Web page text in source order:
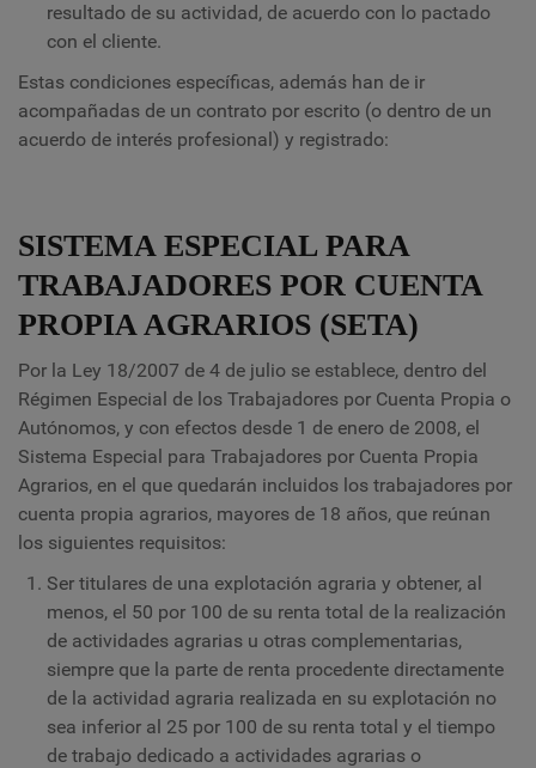
resultado de su actividad, de acuerdo con lo pactado
con el cliente.
Estas condiciones específicas, además han de ir
acompañadas de un contrato por escrito (o dentro de un
acuerdo de interés profesional) y registrado:
SISTEMA ESPECIAL PARA
TRABAJADORES POR CUENTA
PROPIA AGRARIOS (SETA)
Por la Ley 18/2007 de 4 de julio se establece, dentro del
Régimen Especial de los Trabajadores por Cuenta Propia o
Autónomos, y con efectos desde 1 de enero de 2008, el
Sistema Especial para Trabajadores por Cuenta Propia
Agrarios, en el que quedarán incluidos los trabajadores por
cuenta propia agrarios, mayores de 18 años, que reúnan
los siguientes requisitos:
Ser titulares de una explotación agraria y obtener, al
menos, el 50 por 100 de su renta total de la realización
de actividades agrarias u otras complementarias,
siempre que la parte de renta procedente directamente
de la actividad agraria realizada en su explotación no
sea inferior al 25 por 100 de su renta total y el tiempo
de trabajo dedicado a actividades agrarias o